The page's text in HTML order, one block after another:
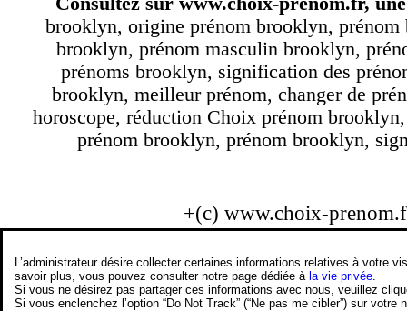
brooklyn, origine prénom brooklyn,
brooklyn, prénom masculin brooklyn,
prénoms brooklyn, signification des
brooklyn, meilleur prénom, changer de
horoscope, réduction Choix prénom
prénom brooklyn, prénom brooklyn,
+(c) www.choix-
L’administrateur désire collecter certaines informations relatives à votre
savoir plus, vous pouvez consulter notre page dédiée àla vie privée
Si vous ne désirez pas partager ces informations avec nous, veuillez
Si vous enclenchez l’option “Do Not Track” (“Ne pas me cibler”) sur